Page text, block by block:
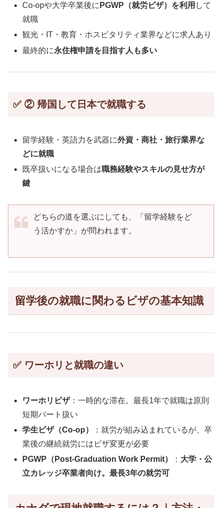
Co-opや大学卒業後に PGWP（就労ビザ）を利用 して
就職
観光・IT・教育・ホスピタリティ業界などに求人あり
最終的に永住権申請を目指す人も多い
✅ ② 帰国して日本で就職する
留学経験・英語力を武器に外資・商社・旅行業界な
どに就職
既卒扱いになる場合は職務経験やスキルの見せ方が
鍵
どちらの道を選ぶにしても、「留学経験をど
う活かすか」が問われます。
留学後の就職に関わるビザの基本知識
✅ ワーホリと就職の違い
ワーホリビザ：一時的な滞在。最長1年で就職は原則
短期パート扱い
学生ビザ（Co-op）
：就労が組み込まれているが、卒
業後の継続就労にはビザ変更が必要
PGWP（Post-Graduation Work Permit）
： 大学・公
立カレッジ卒業者向け。最長3年の就労可